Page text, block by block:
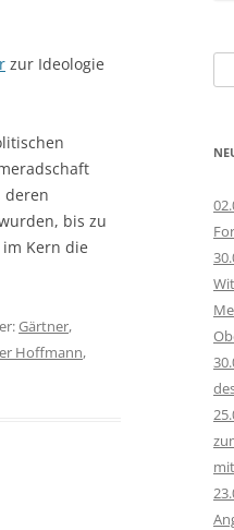
zur Ideologie
deren
bis zu
Kern die
Gärtner,
Hoffmann,